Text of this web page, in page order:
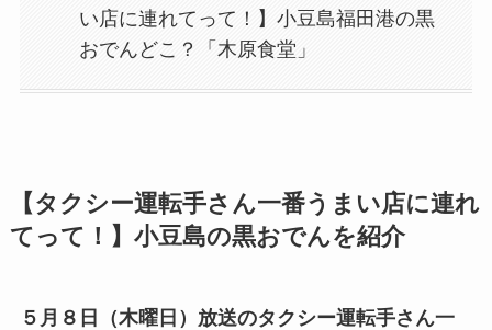
い店に連れてって！】小豆島福田港の黒
おでんどこ？「木原食堂」
【タクシー運転手さん一番うまい店に連れ
てって！】小豆島の黒おでんを紹介
５月８日（木曜日）放送のタクシー運転手さん一